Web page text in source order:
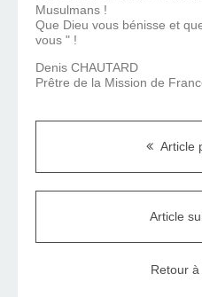
Musulmans !
Que Dieu vous bénisse et
vous " !
Denis CHAUTARD
Prêtre de la Mission de
Article
Article
Retour